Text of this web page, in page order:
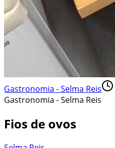
Gastronomia - Selma Reis
Gastronomia - Selma Reis
Fios de ovos